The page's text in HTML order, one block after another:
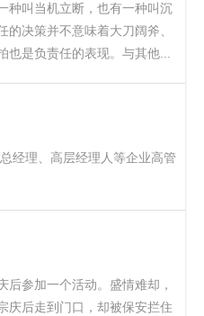
种叫当机立断，也有一种叫沉
决策并不意味着大刀阔斧、
是负责任的表现。与其他...
经理、高层经理人等企业高管
后参加一个活动。盛情难却，
庆后走到门口，却被保安拦住